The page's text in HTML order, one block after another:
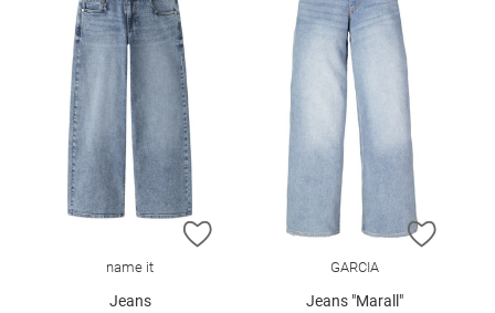
ZUR WUNSCHLISTE HINZUFÜGEN
name it
Jeans
ZUR
GARCIA
Jeans "Marall"